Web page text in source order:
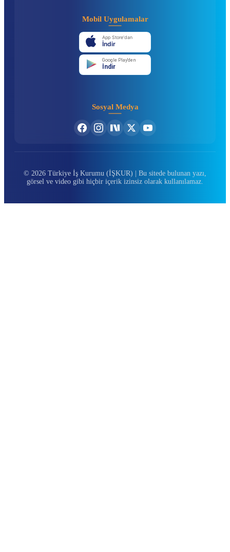
Mobil Uygulamalar
App Store'dan
İndir
Google Play'den
İndir
Sosyal Medya
© 2026 Türkiye İş Kurumu (İŞKUR) | Bu sitede bulunan yazı,
görsel ve video gibi hiçbir içerik izinsiz olarak kullanılamaz.